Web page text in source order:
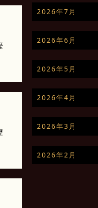
2026年7月
2026年6月
2026年5月
2026年4月
2026年3月
2026年2月